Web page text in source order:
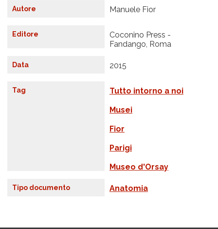
Autore Manuele Fior
Editore
Coconino Press -
Fandango, Roma
Data 2015
Tag Tutto intorno a noi
Musei
Fior
Parigi
Museo d'Orsay
Tipo documento Anatomia